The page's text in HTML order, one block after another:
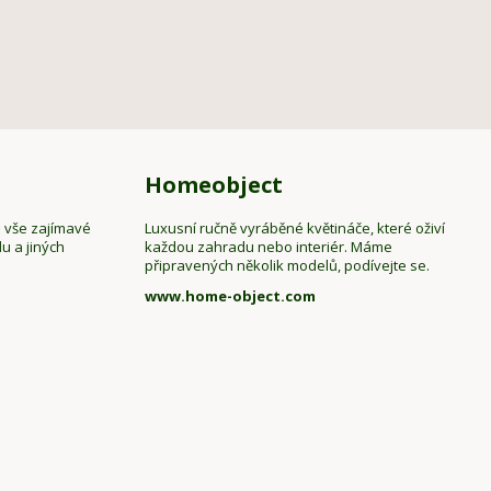
zajímavé
a jiných
Homeobject
Luxusní ručně vyráběné květináče, které oživí
každou zahradu nebo interiér. Máme
připravených několik modelů, podívejte se.
www.home-object.com